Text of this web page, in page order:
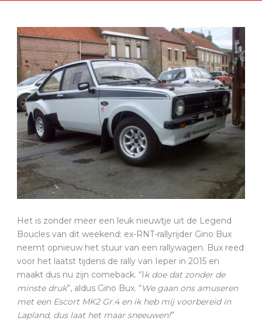
Het is zonder meer een leuk nieuwtje uit de Legend
Boucles van dit weekend: ex-RNT-rallyrijder Gino Bux
neemt opnieuw het stuur van een rallywagen. Bux reed
voor het laatst tijdens de rally van Ieper in 2015 en
maakt dus nu zijn comeback. “Ik doe dat zonder de
minste druk”, aldus Gino Bux. “We gaan ons amuseren
met een Escort MK2 Gr.4 en ik heb mij voorbereid in
Lapland, dus laat het maar sneeuwen!”